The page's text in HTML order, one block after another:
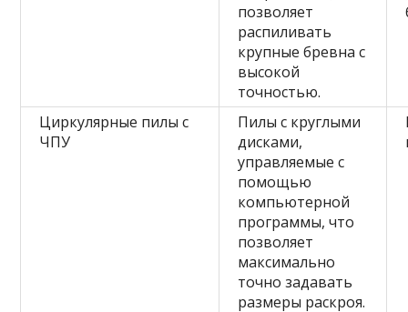
позволяет
распиливать
крупные бревна с
высокой
точностью.
Циркулярные пилы с
ЧПУ
Пилы с круглыми
дисками,
управляемые с
помощью
компьютерной
программы, что
позволяет
максимально
точно задавать
размеры раскроя.